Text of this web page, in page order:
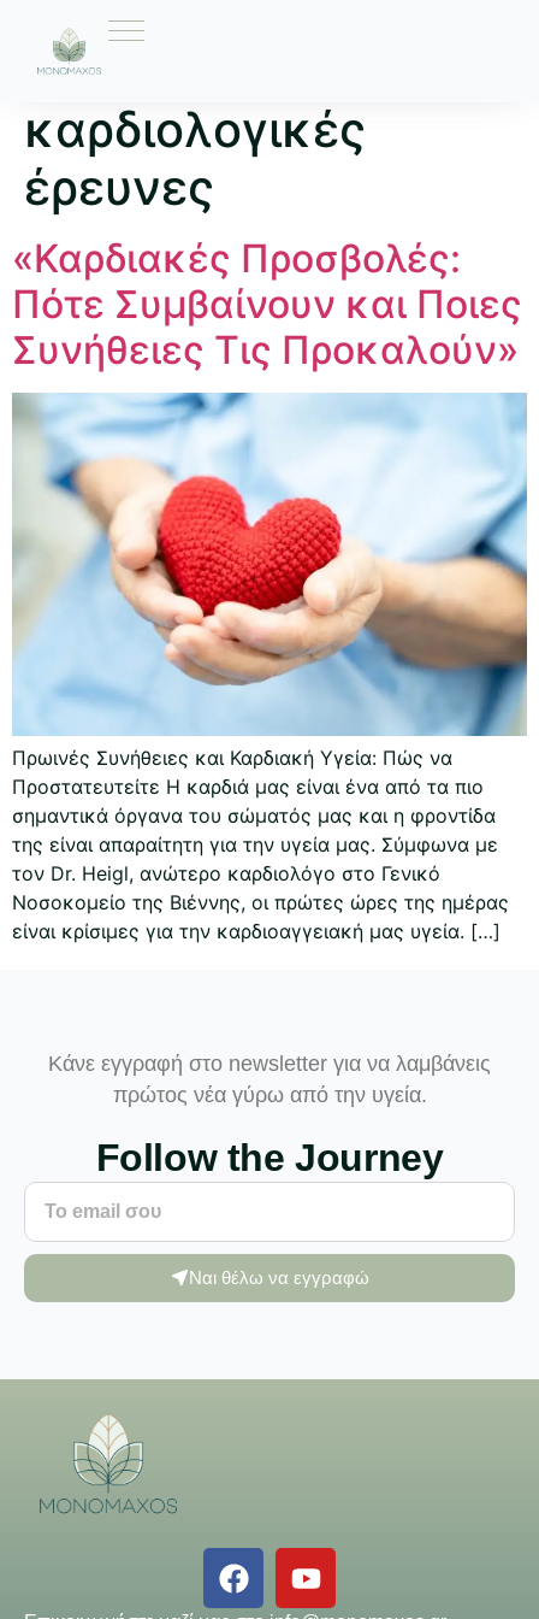
Ετικέτα:
καρδιολογικές
έρευνες
«Καρδιακές Προσβολές:
Πότε Συμβαίνουν και Ποιες
Συνήθειες Τις Προκαλούν»
Πρωινές Συνήθειες και Καρδιακή Υγεία: Πώς να
Προστατευτείτε Η καρδιά μας είναι ένα από τα πιο
σημαντικά όργανα του σώματός μας και η φροντίδα
της είναι απαραίτητη για την υγεία μας. Σύμφωνα με
τον Dr. Heigl, ανώτερο καρδιολόγο στο Γενικό
Νοσοκομείο της Βιέννης, οι πρώτες ώρες της ημέρας
είναι κρίσιμες για την καρδιοαγγειακή μας υγεία. […]
Κάνε εγγραφή στο newsletter για να λαμβάνεις
πρώτος νέα γύρω από την υγεία.
Follow the Journey
Ναι θέλω να εγγραφώ